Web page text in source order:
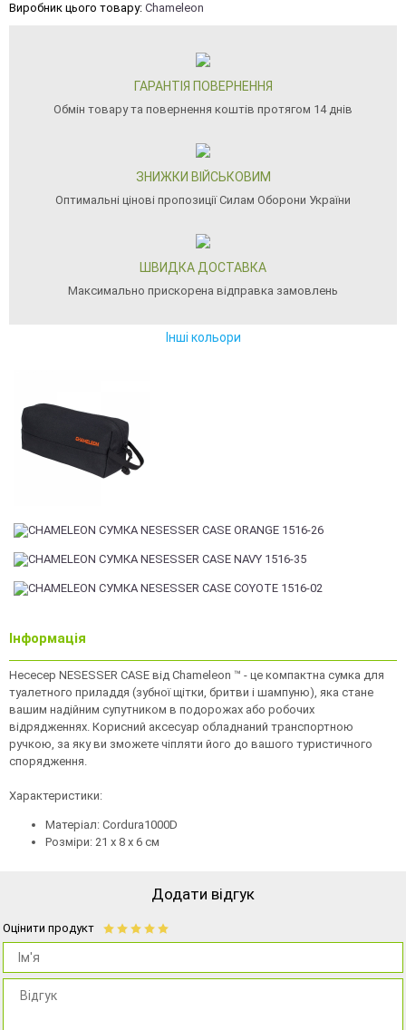
Виробник цього товару: Chameleon
ГАРАНТІЯ ПОВЕРНЕННЯ
Обмін товару та повернення коштів протягом 14 днів
ЗНИЖКИ ВІЙСЬКОВИМ
Оптимальні цінові пропозиції Силам Оборони України
ШВИДКА ДОСТАВКА
Максимально прискорена відправка замовлень
Інші кольори
Інформація
Несесер NESESSER CASE від Chameleon ™ - це компактна сумка для
туалетного приладдя (зубної щітки, бритви і шампуню), яка стане
вашим надійним супутником в подорожах або робочих
відрядженнях. Корисний аксесуар обладнаний транспортною
ручкою, за яку ви зможете чіпляти його до вашого туристичного
спорядження.
Характеристики:
Матеріал: Cordura1000D
Розміри: 21 х 8 х 6 см
Додати відгук
Оцінити продукт